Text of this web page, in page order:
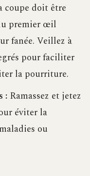
coupe doit être
premier œil
fanée. Veillez à
pour faciliter
la pourriture.
: Ramassez et jetez
éviter la
ou